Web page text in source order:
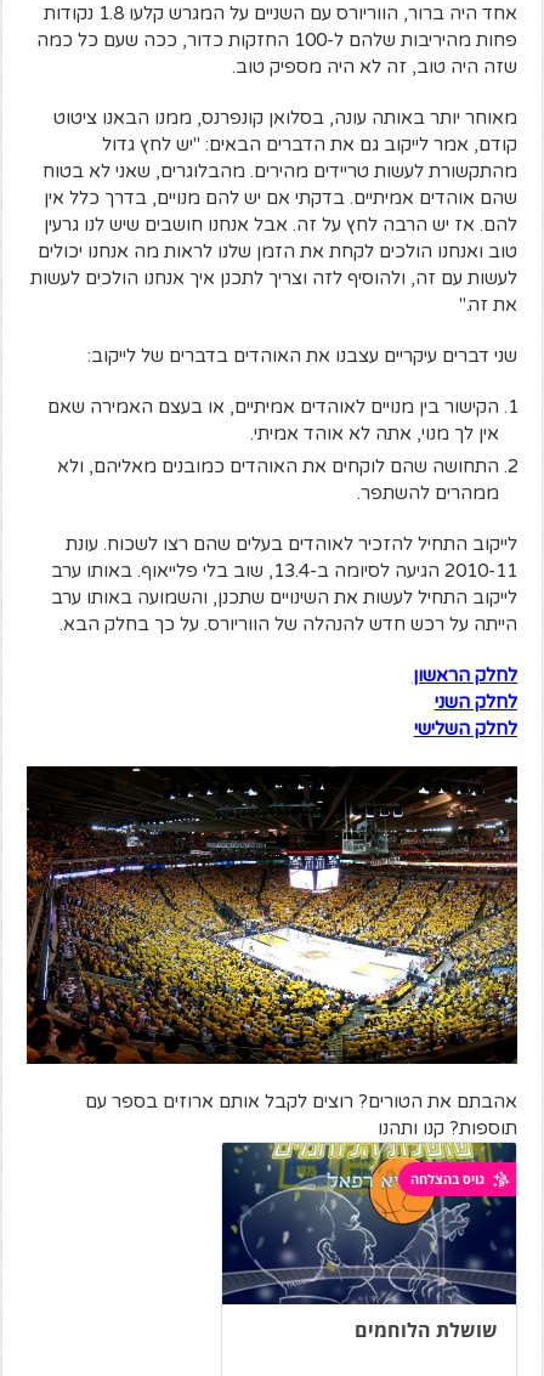
אחד היה ברור, הווריורס עם השניים על המגרש קלעו 1.8 נקודות
פחות מהיריבות שלהם ל-100 החזקות כדור, ככה שעם כל כמה
שזה היה טוב, זה לא היה מספיק טוב.
מאוחר יותר באותה עונה, בסלואן קונפרנס, ממנו הבאנו ציטוט
קודם, אמר לייקוב גם את הדברים הבאים: "יש לחץ גדול
מהתקשורת לעשות טריידים מהירים. מהבלוגרים, שאני לא בטוח
שהם אוהדים אמיתיים. בדקתי אם יש להם מנויים, בדרך כלל אין
להם. אז יש הרבה לחץ על זה. אבל אנחנו חושבים שיש לנו גרעין
טוב ואנחנו הולכים לקחת את הזמן שלנו לראות מה אנחנו יכולים
לעשות עם זה, ולהוסיף לזה וצריך לתכנן איך אנחנו הולכים לעשות
את זה."
שני דברים עיקריים עצבנו את האוהדים בדברים של לייקוב:
הקישור בין מנויים לאוהדים אמיתיים, או בעצם האמירה שאם
אין לך מנוי, אתה לא אוהד אמיתי.
התחושה שהם לוקחים את האוהדים כמובנים מאליהם, ולא
ממהרים להשתפר.
לייקוב התחיל להזכיר לאוהדים בעלים שהם רצו לשכוח. עונת
2010-11 הגיעה לסיומה ב-13.4, שוב בלי פלייאוף. באותו ערב
לייקוב התחיל לעשות את השינויים שתכנן, והשמועה באותו ערב
הייתה על רכש חדש להנהלה של הווריורס. על כך בחלק הבא.
לחלק הראשון
לחלק השני
לחלק השלישי
אהבתם את הטורים? רוצים לקבל אותם ארוזים בספר עם
תוספות? קנו ותהנו